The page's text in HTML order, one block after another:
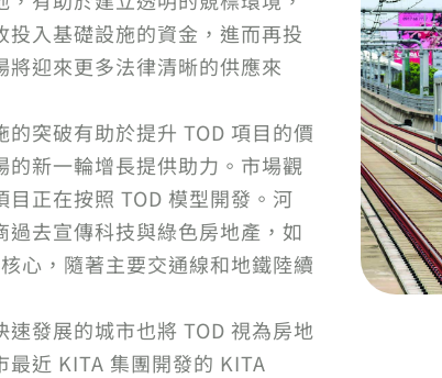
入基礎設施的資金，進而再投
迎來更多法律清晰的供應來
突破有助於提升 TOD 項目的價
的新一輪增長提供助力。市場觀
正在按照 TOD 模型開發。河
過去宣傳科技與綠色房地產，如
心，隨著主要交通線和地鐵陸續
發展的城市也將 TOD 視為房地
近 KITA 集團開發的 KITA